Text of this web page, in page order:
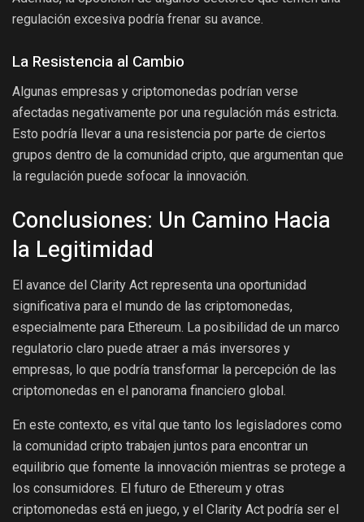
regulación excesiva podría frenar su avance.
La Resistencia al Cambio
Algunas empresas y criptomonedas podrían verse
afectadas negativamente por una regulación más estricta.
Esto podría llevar a una resistencia por parte de ciertos
grupos dentro de la comunidad cripto, que argumentan que
la regulación puede sofocar la innovación.
Conclusiones: Un Camino Hacia
la Legitimidad
El avance del Clarity Act representa una oportunidad
significativa para el mundo de las criptomonedas,
especialmente para Ethereum. La posibilidad de un marco
regulatorio claro puede atraer a más inversores y
empresas, lo que podría transformar la percepción de las
criptomonedas en el panorama financiero global.
En este contexto, es vital que tanto los legisladores como
la comunidad cripto trabajen juntos para encontrar un
equilibrio que fomente la innovación mientras se protege a
los consumidores. El futuro de Ethereum y otras
criptomonedas está en juego, y el Clarity Act podría ser el